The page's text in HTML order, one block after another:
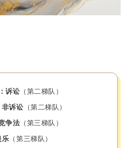
诉讼（第二梯队）
非诉讼（第二梯队）
争法 （第三梯队）
乐 （第三梯队）